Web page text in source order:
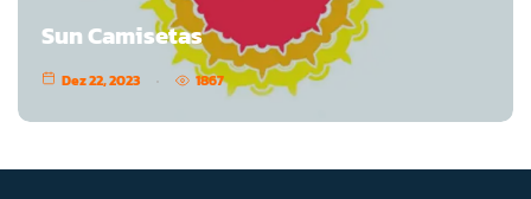
Sun Camisetas
Dez 22, 2023 1867